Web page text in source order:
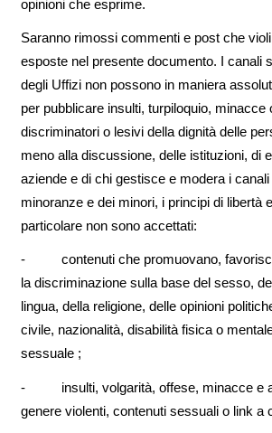
opinioni che esprime.
Saranno rimossi commenti e post che
esposte nel presente documento. I canali
degli Uffizi non possono in maniera
per pubblicare insulti, turpiloquio, minacce
discriminatori o lesivi della dignità delle
meno alla discussione, delle istituzioni, di
aziende e di chi gestisce e modera i
minoranze e dei minori, i principi di libertà
particolare non sono accettati:
- contenuti che promuovano,
la discriminazione sulla base del sesso,
lingua, della religione, delle opinioni
civile, nazionalità, disabilità fisica o
sessuale ;
- insulti, volgarità, offese, minacce e
genere violenti, contenuti sessuali o link a